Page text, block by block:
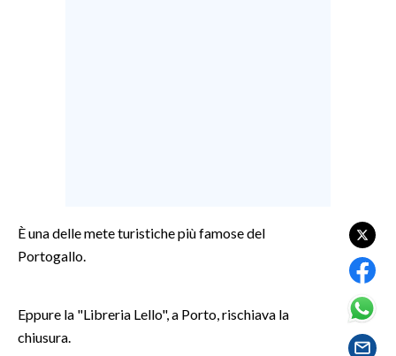
CULTURA
GOSSIP
È una delle mete turistiche più famose del
Portogallo.
Eppure la "Libreria Lello", a Porto, rischiava la
chiusura.